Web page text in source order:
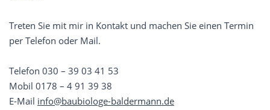
Treten Sie mit mir in Kontakt und machen Sie einen Termin
per Telefon oder Mail.
Telefon 030 – 39 03 41 53
Mobil 0178 – 4 91 39 38
E-Mail info@baubiologe-baldermann.de